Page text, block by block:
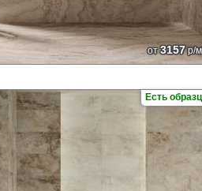
от3157р/
Есть